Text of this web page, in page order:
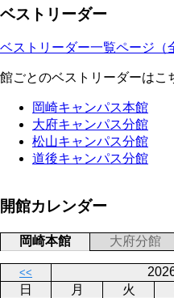
ベストリーダー
ベストリーダー一覧ページ（
館ごとのベストリーダーはこ
岡崎キャンパス本館
大府キャンパス分館
松山キャンパス分館
道後キャンパス分館
開館カレンダー
岡崎本館 大府分館
<<
日 月 火